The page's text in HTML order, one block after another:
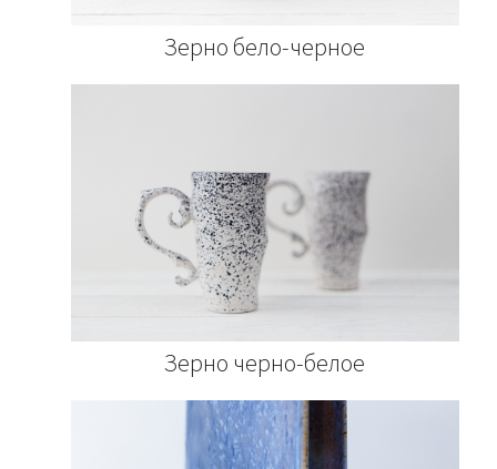
Зерно бело-черное
Зерно черно-белое